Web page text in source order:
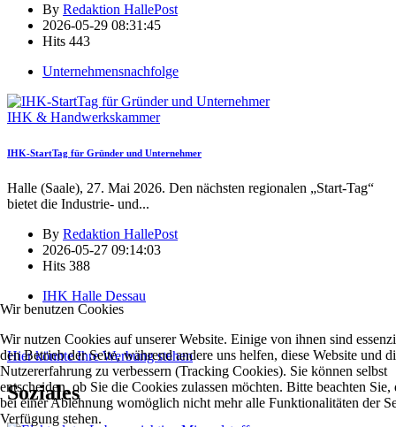
By Redaktion HallePost
2026-05-29 08:31:45
Hits 443
Unternehmensnachfolge
IHK & Handwerkskammer
IHK-StartTag für Gründer und Unternehmer
Halle (Saale), 27. Mai 2026. Den nächsten regionalen „Start-Tag“
bietet die Industrie- und...
By Redaktion HallePost
2026-05-27 09:14:03
Hits 388
IHK Halle Dessau
Hier könnte Ihre Werbung stehen
Soziales
Wir benutzen Cookies
Wir nutzen Cookies auf unserer Website. Einige von ihnen sind
den Betrieb der Seite, während andere uns helfen, diese Website und
Nutzererfahrung zu verbessern (Tracking Cookies). Sie können selbst
entscheiden, ob Sie die Cookies zulassen möchten. Bitte beachten Sie,
bei einer Ablehnung womöglich nicht mehr alle Funktionalitäten der
Verfügung stehen.